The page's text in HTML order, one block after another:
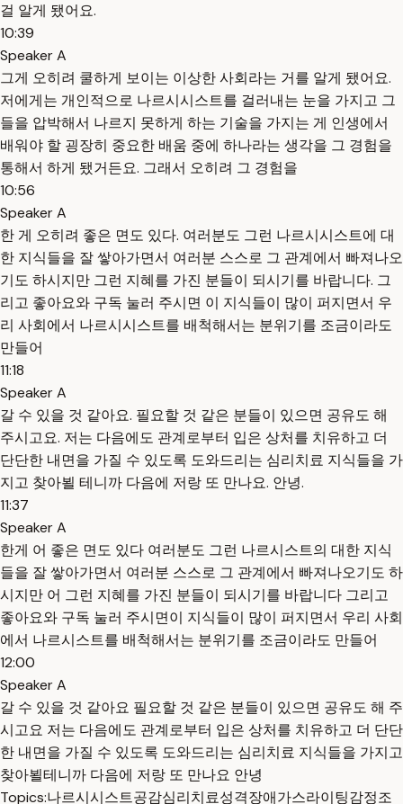
걸 알게 됐어요.
10:39
Speaker A
그게 오히려 쿨하게 보이는 이상한 사회라는 거를 알게 됐어요.
저에게는 개인적으로 나르시시스트를 걸러내는 눈을 가지고 그
들을 압박해서 나르지 못하게 하는 기술을 가지는 게 인생에서
배워야 할 굉장히 중요한 배움 중에 하나라는 생각을 그 경험을
통해서 하게 됐거든요. 그래서 오히려 그 경험을
10:56
Speaker A
한 게 오히려 좋은 면도 있다. 여러분도 그런 나르시시스트에 대
한 지식들을 잘 쌓아가면서 여러분 스스로 그 관계에서 빠져나오
기도 하시지만 그런 지혜를 가진 분들이 되시기를 바랍니다. 그
리고 좋아요와 구독 눌러 주시면 이 지식들이 많이 퍼지면서 우
리 사회에서 나르시시스트를 배척해서는 분위기를 조금이라도
만들어
11:18
Speaker A
갈 수 있을 것 같아요. 필요할 것 같은 분들이 있으면 공유도 해
주시고요. 저는 다음에도 관계로부터 입은 상처를 치유하고 더
단단한 내면을 가질 수 있도록 도와드리는 심리치료 지식들을 가
지고 찾아뵐 테니까 다음에 저랑 또 만나요. 안녕.
11:37
Speaker A
한게 어 좋은 면도 있다 여러분도 그런 나르시스트의 대한 지식
들을 잘 쌓아가면서 여러분 스스로 그 관계에서 빠져나오기도 하
시지만 어 그런 지혜를 가진 분들이 되시기를 바랍니다 그리고
좋아요와 구독 눌러 주시면이 지식들이 많이 퍼지면서 우리 사회
에서 나르시스트를 배척해서는 분위기를 조금이라도 만들어
12:00
Speaker A
갈 수 있을 것 같아요 필요할 것 같은 분들이 있으면 공유도 해 주
시고요 저는 다음에도 관계로부터 입은 상처를 치유하고 더 단단
한 내면을 가질 수 있도록 도와드리는 심리치료 지식들을 가지고
찾아뵐테니까 다음에 저랑 또 만나요 안녕
Topics:나르시시스트공감심리치료성격장애가스라이팅감정조